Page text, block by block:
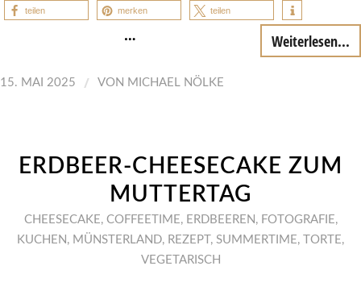
teilen merken teilen
… Weiterlesen...
15. MAI 2025 / VON MICHAEL NÖLKE
ERDBEER-CHEESECAKE ZUM
MUTTERTAG
CHEESECAKE, COFFEETIME, ERDBEEREN , FOTOGRAFIE,
KUCHEN , MÜNSTERLAND, REZEPT, SUMMERTIME, TORTE,
VEGETARISCH